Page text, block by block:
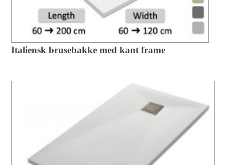
Italiensk brusebakke med kant frame